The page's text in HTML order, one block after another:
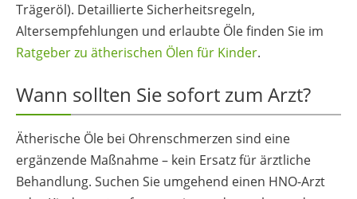
Trägeröl). Detaillierte Sicherheitsregeln,
Altersempfehlungen und erlaubte Öle finden Sie im
Ratgeber zu ätherischen Ölen für Kinder.
Wann sollten Sie sofort zum Arzt?
Ätherische Öle bei Ohrenschmerzen sind eine
ergänzende Maßnahme – kein Ersatz für ärztliche
Behandlung. Suchen Sie umgehend einen HNO-Arzt